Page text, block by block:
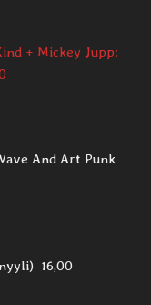
+ Mickey Jupp:
And Art Punk
16,00